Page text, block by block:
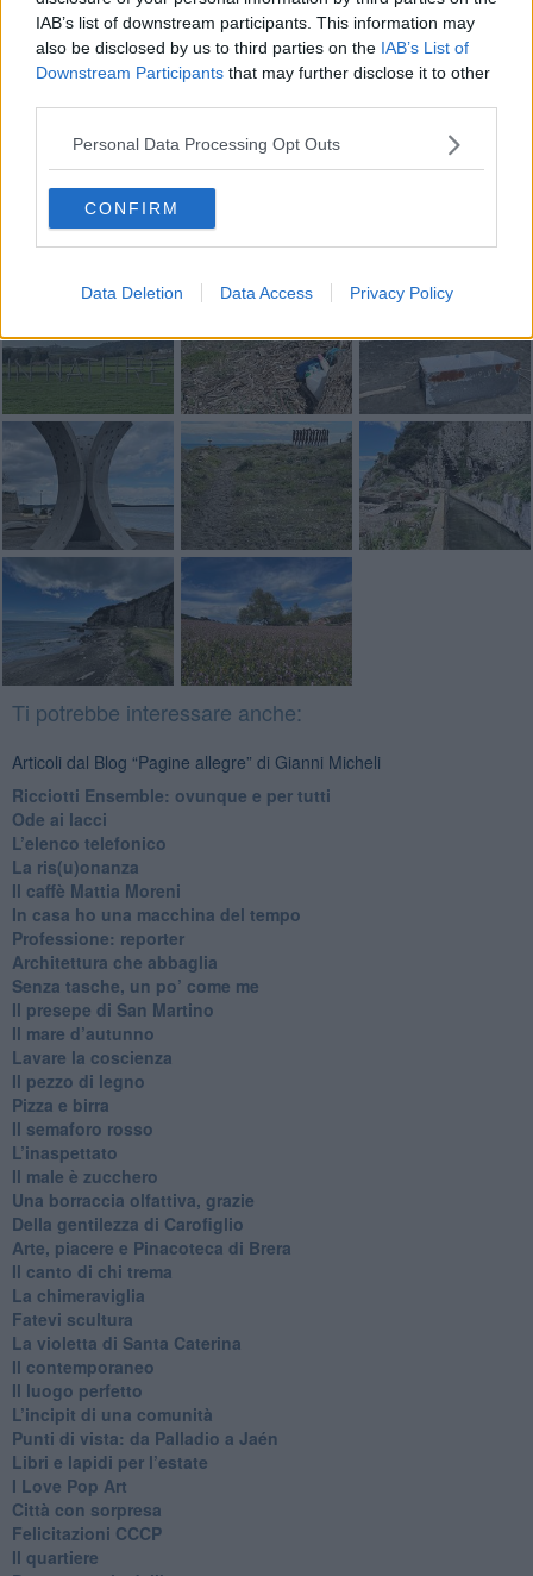
IAB’s list of downstream participants. This information may
also be disclosed by us to third parties on the IAB’s List of
Downstream Participants that may further disclose it to other
Personal Data Processing Opt Outs
CONFIRM
Data Deletion Data Access Privacy Policy
Newsletter QUInews - ToscanaMedia.Arriva gratis tutti i giorni
alle 20:00 direttamente nella tua casella di posta.
Basta cliccareQUI
Ti potrebbe interessare anche:
Articoli dal Blog “Pagine allegre” di Gianni Micheli
​Ricciotti Ensemble: ovunque e per tutti
Ode ai lacci
​L’elenco telefonico
​La ris(u)onanza
​Il caffè Mattia Moreni
​In casa ho una macchina del tempo
Professione: reporter
Architettura che abbaglia
​Senza tasche, un po’ come me
​Il presepe di San Martino
​Il mare d’autunno
​Lavare la coscienza
​Il pezzo di legno
​Pizza e birra
​Il semaforo rosso
​L’inaspettato
​Il male è zucchero
​Una borraccia olfattiva, grazie
​Della gentilezza di Carofiglio
Arte, piacere e Pinacoteca di Brera
​Il canto di chi trema
La chimeraviglia
​Fatevi scultura
​La violetta di Santa Caterina
​Il contemporaneo
​Il luogo perfetto
​L’incipit di una comunità
Punti di vista: da Palladio a Jaén
​Libri e lapidi per l’estate
​I Love Pop Art
Città con sorpresa
Felicitazioni CCCP
​Il quartiere